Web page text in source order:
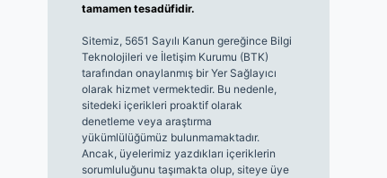
tamamen tesadüfidir.
Sitemiz, 5651 Sayılı Kanun gereğince Bilgi
Teknolojileri ve İletişim Kurumu (BTK)
tarafından onaylanmış bir Yer Sağlayıcı
olarak hizmet vermektedir. Bu nedenle,
sitedeki içerikleri proaktif olarak
denetleme veya araştırma
yükümlülüğümüz bulunmamaktadır.
Ancak, üyelerimiz yazdıkları içeriklerin
sorumluluğunu taşımakta olup, siteye üye